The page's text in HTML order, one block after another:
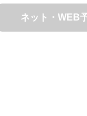
ネット・WEB